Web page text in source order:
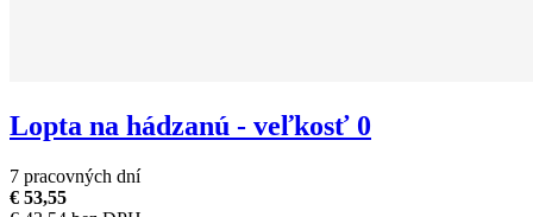
Lopta na hádzanú - veľkosť 0
7 pracovných dní
€ 53,55